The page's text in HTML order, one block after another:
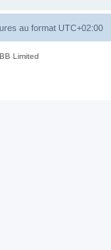
au format UTC+02:00
Limited